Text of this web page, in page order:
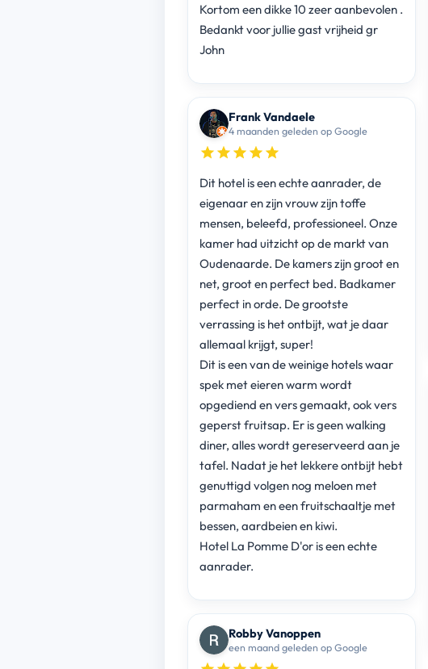
Kortom een dikke 10 zeer aanbevolen .
Bedankt voor jullie gast vrijheid gr
John
Frank Vandaele
4 maanden geleden op Google
Dit hotel is een echte aanrader, de
eigenaar en zijn vrouw zijn toffe
mensen, beleefd, professioneel. Onze
kamer had uitzicht op de markt van
Oudenaarde. De kamers zijn groot en
net, groot en perfect bed. Badkamer
perfect in orde. De grootste
verrassing is het ontbijt, wat je daar
allemaal krijgt, super!
Dit is een van de weinige hotels waar
spek met eieren warm wordt
opgediend en vers gemaakt, ook vers
geperst fruitsap. Er is geen walking
diner, alles wordt gereserveerd aan je
tafel. Nadat je het lekkere ontbijt hebt
genuttigd volgen nog meloen met
parmaham en een fruitschaaltje met
bessen, aardbeien en kiwi.
Hotel La Pomme D'or is een echte
aanrader.
Robby Vanoppen
een maand geleden op Google